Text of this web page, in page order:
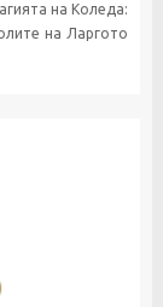
на Коледа:
на Ларгото